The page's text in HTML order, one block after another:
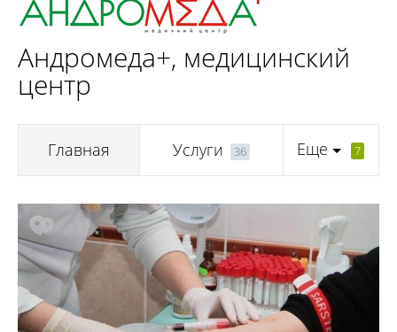
Андромеда+, медицинский
центр
Главная Услуги 36 Еще 7